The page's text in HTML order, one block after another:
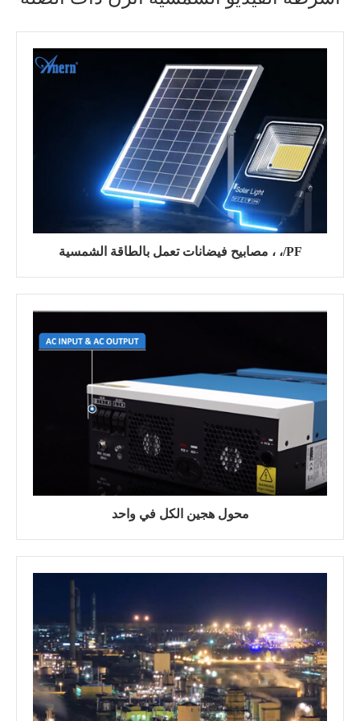
مصابيح فيضانات تعمل بالطاقة الشمسية ، ،/PF
محول هجين الكل في واحد